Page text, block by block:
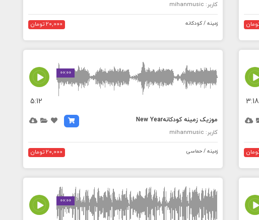
کاربر: mihanmusic
زمینه / کودکانه 20,000 تومان
3:18
00:00
MEDIA_ELEMENT_ERROR: Empty src attribute
5:12
موزیک زمینه کودکانهNew Year
کاربر: mihanmusic
زمینه / حماسی 20,000 تومان
00:00
MEDIA_ELEMENT_ERROR: Empty src attribute